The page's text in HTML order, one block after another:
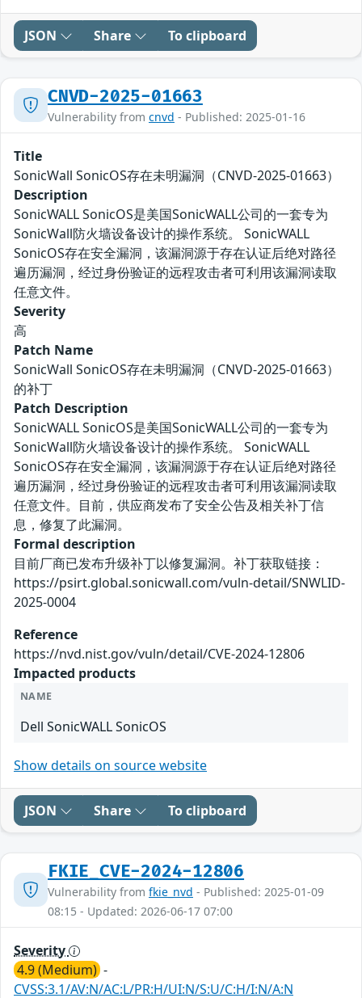
JSON Share To clipboard
CNVD-2025-01663
Vulnerability from cnvd - Published: 2025-01-16
Title
SonicWall SonicOS存在未明漏洞（CNVD-2025-01663）
Description
SonicWALL SonicOS是美国SonicWALL公司的一套专为
SonicWall防火墙设备设计的操作系统。 SonicWALL
SonicOS存在安全漏洞，该漏洞源于存在认证后绝对路径
遍历漏洞，经过身份验证的远程攻击者可利用该漏洞读取
任意文件。
Severity
高
Patch Name
SonicWall SonicOS存在未明漏洞（CNVD-2025-01663）
的补丁
Patch Description
SonicWALL SonicOS是美国SonicWALL公司的一套专为
SonicWall防火墙设备设计的操作系统。 SonicWALL
SonicOS存在安全漏洞，该漏洞源于存在认证后绝对路径
遍历漏洞，经过身份验证的远程攻击者可利用该漏洞读取
任意文件。目前，供应商发布了安全公告及相关补丁信
息，修复了此漏洞。
Formal description
目前厂商已发布升级补丁以修复漏洞。补丁获取链接：
https://psirt.global.sonicwall.com/vuln-detail/SNWLID-
2025-0004
Reference
https://nvd.nist.gov/vuln/detail/CVE-2024-12806
Impacted products
NAME
Dell SonicWALL SonicOS
Show details on source website
JSON Share To clipboard
FKIE_CVE-2024-12806
Vulnerability from fkie_nvd - Published: 2025-01-09
08:15 - Updated: 2026-06-17 07:00
Severity
4.9 (Medium) -
CVSS:3.1/AV:N/AC:L/PR:H/UI:N/S:U/C:H/I:N/A:N